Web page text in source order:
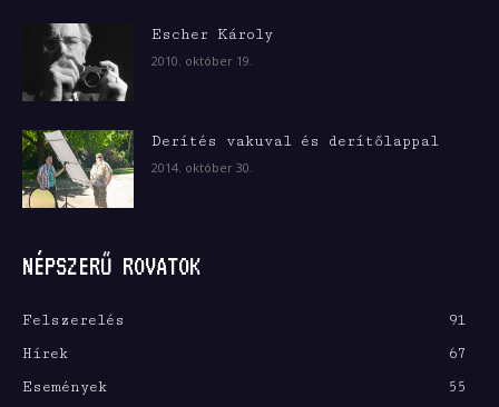
Escher Károly
2010. október 19.
Derítés vakuval és derítőlappal
2014. október 30.
NÉPSZERŰ ROVATOK
Felszerelés
91
Hírek
67
Események
55